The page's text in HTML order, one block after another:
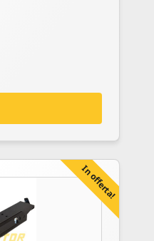
In offerta!